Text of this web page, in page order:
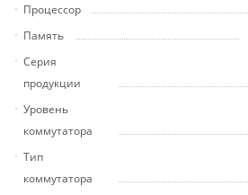
Процессор
Память
Серия
продукции
Уровень
коммутатора
Тип
коммутатора